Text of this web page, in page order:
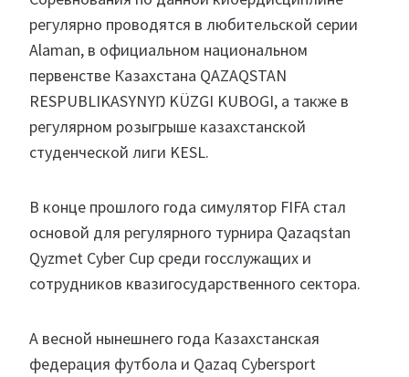
регулярно проводятся в любительской серии
Alaman, в официальном национальном
первенстве Казахстана QAZAQSTAN
RESPUBLIKASYNYŊ KÜZGI KUBOGI, а также в
регулярном розыгрыше казахстанской
студенческой лиги KESL.
В конце прошлого года симулятор FIFA стал
основой для регулярного турнира Qazaqstan
Qyzmet Cyber Cup среди госслужащих и
сотрудников квазигосударственного сектора.
А весной нынешнего года Казахстанская
федерация футбола и Qazaq Cybersport